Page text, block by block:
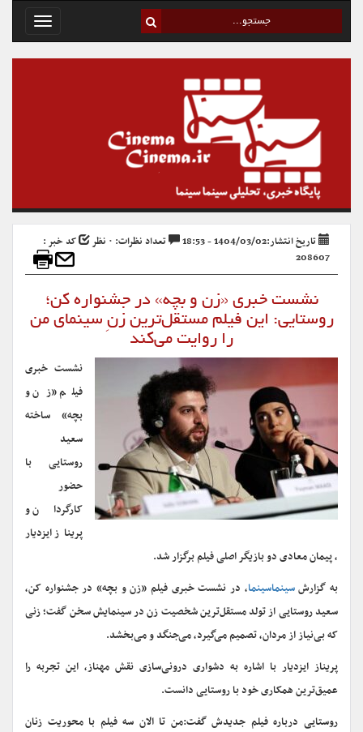
Toggle
تاریخ انتشار:1404/03/02 - 18:53 تعداد نظرات: ۰ نظر
کد خبر :
208607
نشست خبری «زن و بچه» در جشنواره کن؛
روستایی: این فیلم مستقل‌ترین زنِ سینمای من
را روایت می‌کند
نشست خبری
فیلم «زن و
بچه» ساخته
سعید
روستایی با
حضور
کارگردان و
پریناز ایزدیار
، پیمان معادی دو بازیگر اصلی فیلم برگزار شد.
به گزارشسینماسینما، در نشست خبری فیلم «زن و بچه» در جشنواره کن،
سعید روستایی از تولد مستقل‌ترین شخصیت زن در سینمایش سخن گفت؛ زنی
که بی‌نیاز از مردان، تصمیم می‌گیرد، می‌جنگد و می‌بخشد.
پریناز ایزدیار با اشاره به دشواری درونی‌سازی نقش مهناز، این تجربه را
عمیق‌ترین همکاری خود با روستایی دانست.
روستایی درباره فیلم جدیدش گفت:من تا الان سه فیلم با محوریت زنان